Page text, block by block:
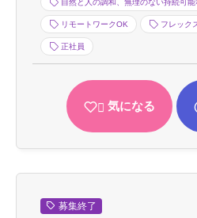
自然と人の調和、無理のない持続可
リモートワークOK フレック
正社員
気になる
募集終了